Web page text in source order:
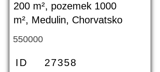
200 m², pozemek 1000
m², Medulin, Chorvatsko
550000
ID 27358